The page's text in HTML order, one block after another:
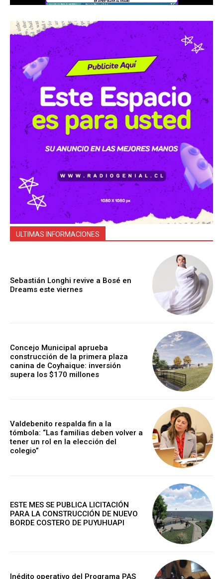
ULTIMAS INFORMACIONES
Sebastián Longhi revive a Bosé en
Dreams este viernes
Concejo Municipal aprueba
construcción de la primera plaza
canina de Coyhaique: inversión
supera los $170 millones
Valdebenito respalda fin a la
tómbola: “Las familias deben volver a
tener un rol en la elección del
colegio”
ESTE MES SE PUBLICA LICITACIÓN
PARA LA CONSTRUCCIÓN DE NUEVO
BORDE COSTERO DE PUYUHUAPI
Inédito operativo del Programa PAS